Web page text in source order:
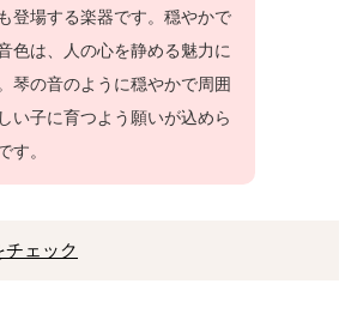
登場する楽器です。穏やかで
色は、人の心を静める魅力に
琴の音のように穏やかで周囲
い子に育つよう願いが込めら
す。
ェック